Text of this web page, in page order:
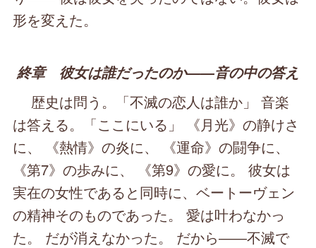
形を変えた。
終章 彼女は誰だったのか――音の中の答え
歴史は問う。「不滅の恋人は誰か」 音楽
は答える。「ここにいる」 《月光》の静けさ
に、 《熱情》の炎に、 《運命》の闘争に、
《第7》の歩みに、 《第9》の愛に。 彼女は
実在の女性であると同時に、ベートーヴェン
の精神そのものであった。 愛は叶わなかっ
た。 だが消えなかった。 だから――不滅で